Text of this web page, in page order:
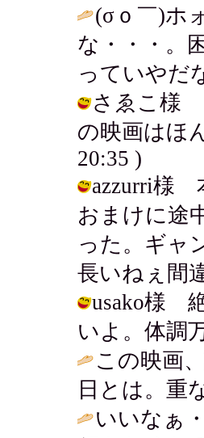
(σｏ￣)ホ
な・・・。
っていやだ
さゑこ様
の映画はほ
20:35 )
azzurri様
おまけに途
った。ギャ
長いねぇ間
usako様
いよ。体調
この映画
日とは。重
いいなぁ